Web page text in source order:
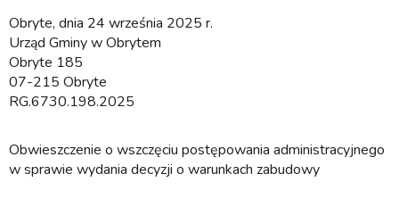
Obryte, dnia 24 września 2025 r.
Urząd Gminy w Obrytem
Obryte 185
07-215 Obryte
RG.6730.198.2025
Obwieszczenie o wszczęciu postępowania administracyjnego
w sprawie wydania decyzji o warunkach zabudowy